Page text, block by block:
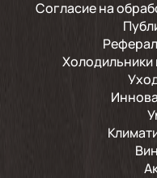
Согласие на